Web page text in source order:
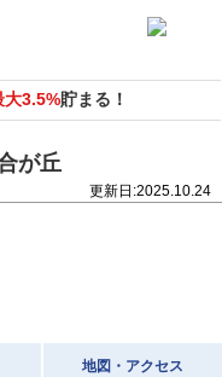
大3.5%貯まる！
が丘
更新日:2025.10.24
地図・アクセス